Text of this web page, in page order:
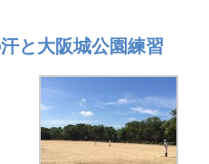
と大阪城公園練習